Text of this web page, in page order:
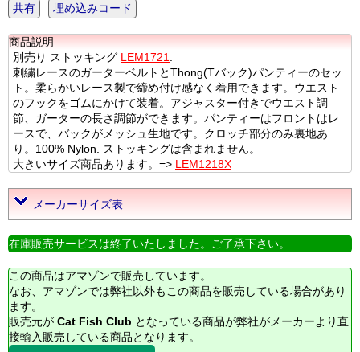
共有 埋め込みコード
商品説明
別売り ストッキング LEM1721
刺繍レースのガーターベルトとThong(Tバック)パンティーのセッ
ト。柔らかいレース製で締め付け感なく着用できます。ウエスト
のフックをゴムにかけて装着。アジャスター付きでウエスト調
節、ガーターの長さ調節ができます。パンティーはフロントはレ
ースで、バックがメッシュ生地です。クロッチ部分のみ裏地あ
り。100% Nylon. ストッキングは含まれません。
大きいサイズ商品あります。=> LEM1218X
メーカーサイズ表
在庫販売サービスは終了いたしました。ご了承下さい。
この商品はアマゾンで販売しています。
なお、アマゾンでは弊社以外もこの商品を販売している場合があり
ます。
販売元が Cat Fish Club となっている商品が弊社がメーカーより直
接輸入販売している商品となります。